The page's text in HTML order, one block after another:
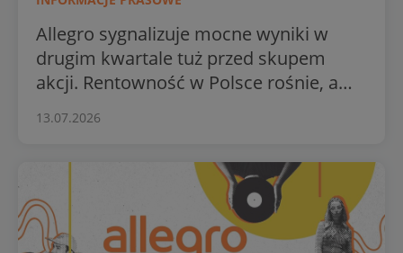
Allegro sygnalizuje mocne wyniki w
drugim kwartale tuż przed skupem
akcji. Rentowność w Polsce rośnie, a
13.07.2026